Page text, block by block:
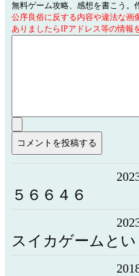
無料ゲーム攻略、感想を書こう。
公序良俗に反する内容や違法な画
ありましたらIPアドレス等の情報
５６６４６
スイカゲームと